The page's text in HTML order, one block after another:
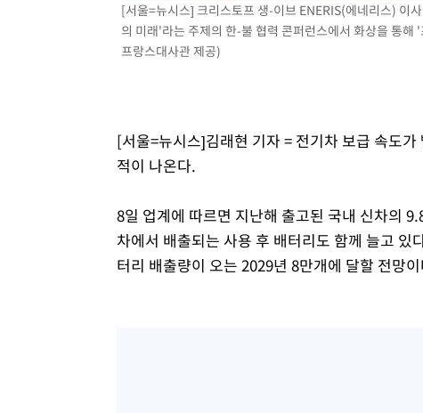
[서울=뉴시스] 크리스토프 생-이브 ENERIS(에네리스) 이
의 미래'라는 주제의 한-불 협력 콘퍼런스에서 화상을 통
프랑스대사관 제공)
[서울=뉴시스]김래현 기자 = 전기차 보급 속도
적이 나온다.
8일 업계에 따르면 지난해 출고된 국내 신차의
차에서 배출되는 사용 후 배터리도 함께 늘고
터리 배출량이 오는 2029년 8만개에 달할 전망